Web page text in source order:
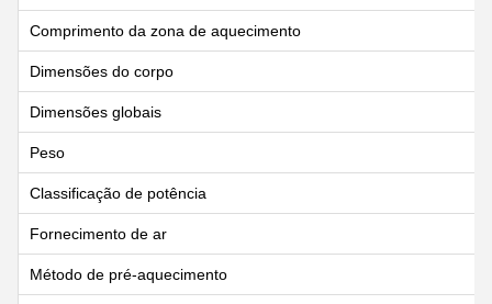
Comprimento da zona de aquecimento
Dimensões do corpo
Dimensões globais
Peso
Classificação de potência
Fornecimento de ar
Método de pré-aquecimento